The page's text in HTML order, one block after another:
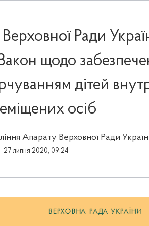
Ради
щодо
дітей
осіб
Апарату Верховної Ради
27 липня 2020, 09:24